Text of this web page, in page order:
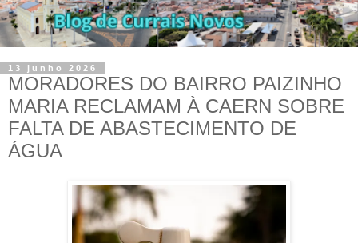
13 junho 2026
MORADORES DO BAIRRO PAIZINHO
MARIA RECLAMAM À CAERN SOBRE
FALTA DE ABASTECIMENTO DE
ÁGUA